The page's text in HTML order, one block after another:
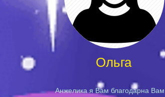
Ольга
Анжелика я Вам благодарна